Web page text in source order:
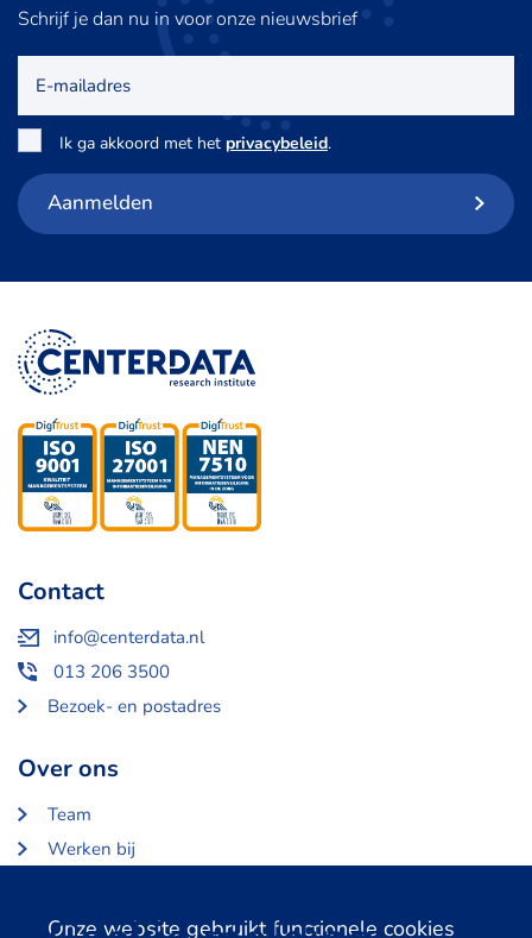
Onze website gebruikt functionele cookies
Schrijf je dan nu in voor onze nieuwsbrief
mailadres
Toestemming
Ik ga akkoord met het privacybeleid.
Aanmelden
Contact
info@centerdata.nl
013 206 3500
Bezoek- en postadres
Over ons
Team
Werken bij
Partners en opdrachtgevers